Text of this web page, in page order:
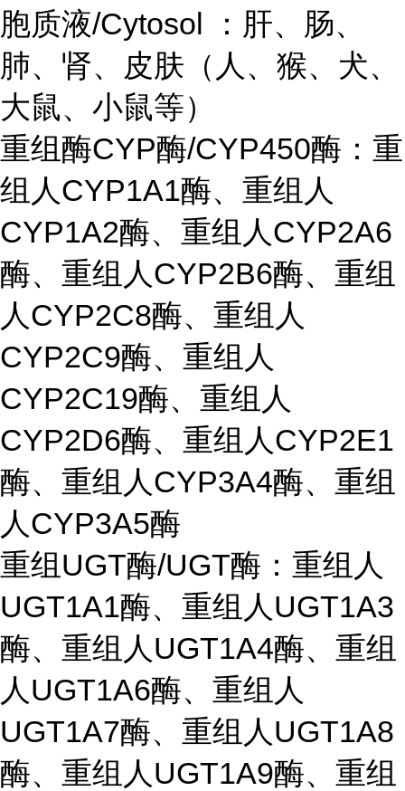
胞质液/Cytosol ：肝、肠、
肺、肾、皮肤（人、猴、犬、
大鼠、小鼠等）
重组酶CYP酶/CYP450酶：重
组人CYP1A1酶、重组人
CYP1A2酶、重组人CYP2A6
酶、重组人CYP2B6酶、重组
人CYP2C8酶、重组人
CYP2C9酶、重组人
CYP2C19酶、重组人
CYP2D6酶、重组人CYP2E1
酶、重组人CYP3A4酶、重组
人CYP3A5酶
重组UGT酶/UGT酶：重组人
UGT1A1酶、重组人UGT1A3
酶、重组人UGT1A4酶、重组
人UGT1A6酶、重组人
UGT1A7酶、重组人UGT1A8
酶、重组人UGT1A9酶、重组